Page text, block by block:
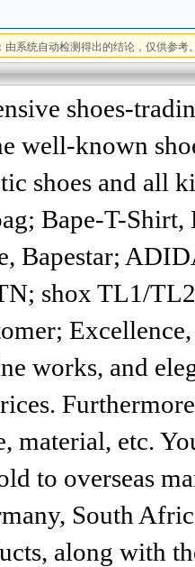
由系统自动检测得出的结论，仅供参考
shoes-
well-known
shoes and all
Bape-T-
Bapestar;
shox TL1/
works, and
material, etc.
to overseas
South
along with